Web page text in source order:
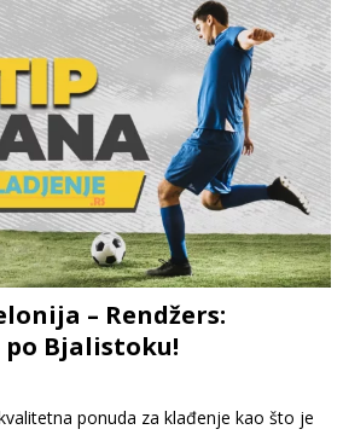
– Rendžers:
po Bjalistoku!
ponuda za klađenje kao što je